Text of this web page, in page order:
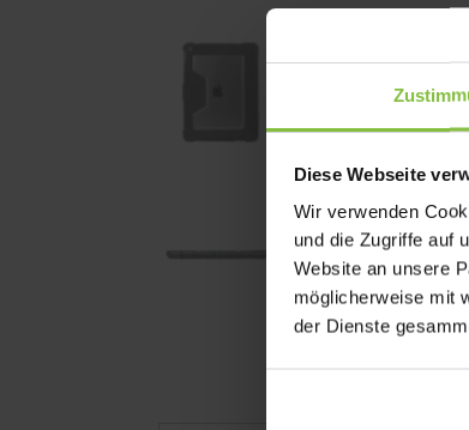
Diese Webseite
Wir verwenden
und die Zugriffe auf
Website an unsere
möglicherweise mit
der Dienste